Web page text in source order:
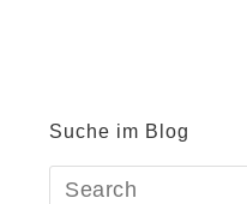
Suche im Blog